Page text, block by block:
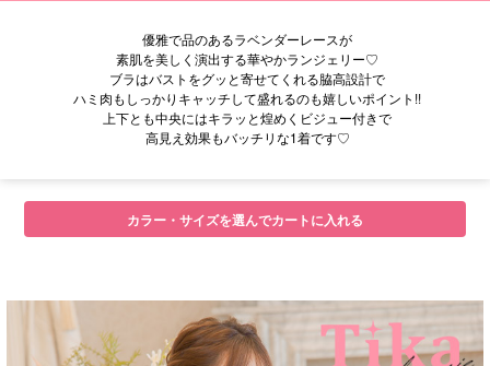
優雅で品のあるラベンダーレースが
素肌を美しく演出する華やかランジェリー♡
ブラはバストをグッと寄せてくれる脇高設計で
ハミ肉もしっかりキャッチして盛れるのも嬉しいポイント!!
上下とも中央にはキラッと煌めくビジュー付きで
高見え効果もバッチリな1着です♡
カラー・サイズを選んでカートに入れる